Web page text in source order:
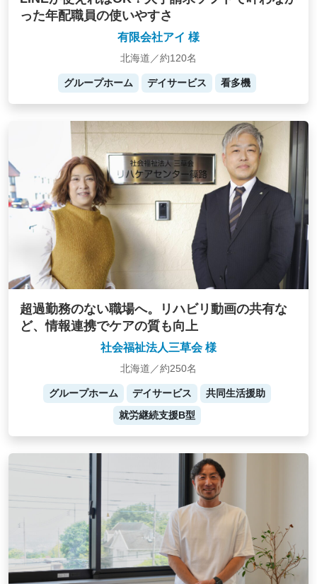
った年配職員の使いやすさ
有限会社アイ 様
北海道／約120名
グループホーム デイサービス 看多機
超過勤務のない職場へ。リハビリ動画の共有な
ど、情報連携でケアの質も向上
社会福祉法人三草会 様
北海道／約250名
グループホーム デイサービス
共同生活援助
就労継続支援B型